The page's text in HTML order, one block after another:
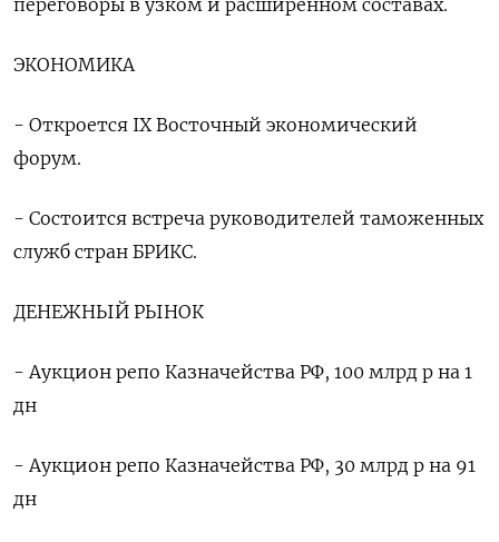
переговоры в узком и расширенном составах.
ЭКОНОМИКА
- Откроется IX Восточный экономический
форум.
- Состоится встреча руководителей таможенных
служб стран БРИКС.
ДЕНЕЖНЫЙ РЫНОК
- Аукцион репо Казначейства РФ, 100 млрд р на 1
дн
- Аукцион репо Казначейства РФ, 30 млрд р на 91
дн